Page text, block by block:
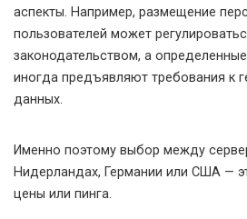
аспекты. Например, размещение
пользователей может
законодательством, а
иногда предъявляют требования к
данных.
Именно поэтому выбор между
Нидерландах, Германии или США —
цены или пинга.